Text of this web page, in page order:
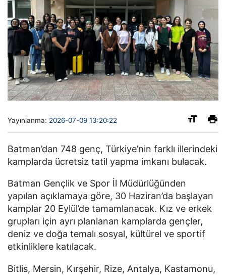
Yayınlanma: 2026-07-09 13:20:22
Batman’dan 748 genç, Türkiye’nin farklı illerindeki
kamplarda ücretsiz tatil yapma imkanı bulacak.
Batman Gençlik ve Spor İl Müdürlüğünden
yapılan açıklamaya göre, 30 Haziran’da başlayan
kamplar 20 Eylül’de tamamlanacak. Kız ve erkek
grupları için ayrı planlanan kamplarda gençler,
deniz ve doğa temalı sosyal, kültürel ve sportif
etkinliklere katılacak.
Bitlis, Mersin, Kırşehir, Rize, Antalya, Kastamonu,